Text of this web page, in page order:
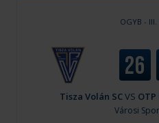
OGYB -
26
Tisza Volán SCVS
Városi